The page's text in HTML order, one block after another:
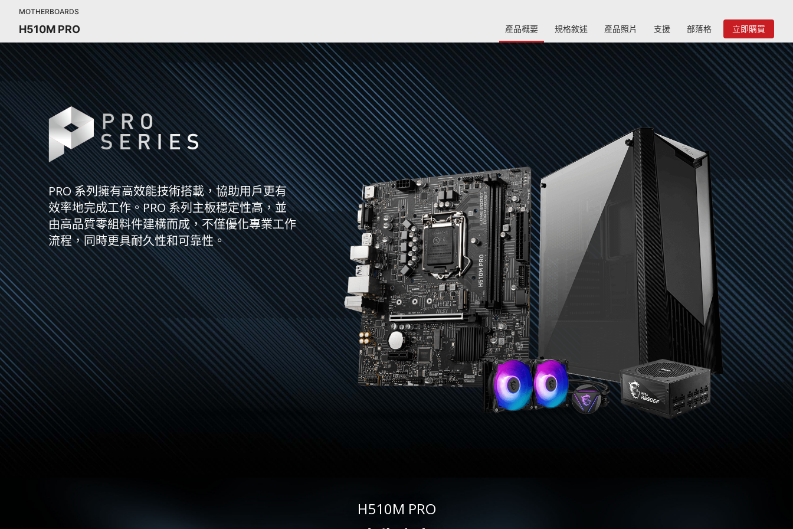
MOTHERBOARDS
H510M PRO 產品概要 規格敘述 產品照片 支援 部落格 立即購買
PRO 系列擁有高效能技術搭載，協助用戶更有
效率地完成工作。PRO 系列主板穩定性高，並
由高品質零組料件建構而成，不僅優化專業工作
流程，同時更具耐久性和可靠性。
H510M PRO